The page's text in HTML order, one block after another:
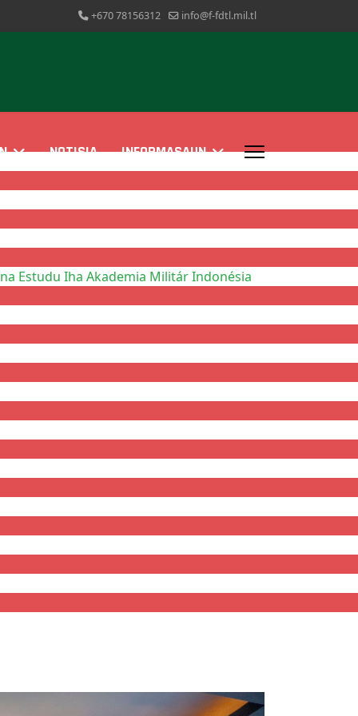
+670 78156312 info@f-fdtl.mil.tl
NOTISIA INFORMASAUN
Estudu Iha Akademia Militár Indonésia